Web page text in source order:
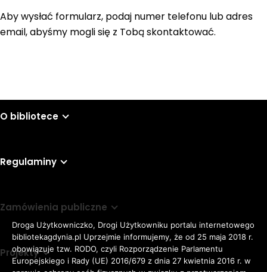
Aby wysłać formularz, podaj numer telefonu lub adres
email, abyśmy mogli się z Tobą skontaktować.
O bibliotece
Regulaminy
Zamówienia publiczne
Projekty
Droga Użytkowniczko, Drogi Użytkowniku portalu internetowego
bibliotekagdynia.pl Uprzejmie informujemy, że od 25 maja 2018 r.
obowiązuje tzw. RODO, czyli Rozporządzenie Parlamentu
Europejskiego i Rady (UE) 2016/679 z dnia 27 kwietnia 2016 r. w